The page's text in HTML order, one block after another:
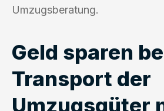
Umzugsberatung.
Geld sparen
Transport der
Umzugsgüter